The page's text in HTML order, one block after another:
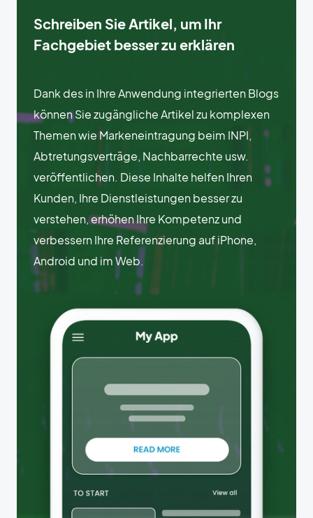
Schreiben Sie Artikel, um Ihr
Fachgebiet besser zu erklären
Dank des in Ihre Anwendung integrierten Blogs
können Sie zugängliche Artikel zu komplexen
Themen wie Markeneintragung beim INPI,
Abtretungsverträge, Nachbarrechte usw.
veröffentlichen. Diese Inhalte helfen Ihren
Kunden, Ihre Dienstleistungen besser zu
verstehen, erhöhen Ihre Kompetenz und
verbessern Ihre Referenzierung auf iPhone,
Android und im Web.